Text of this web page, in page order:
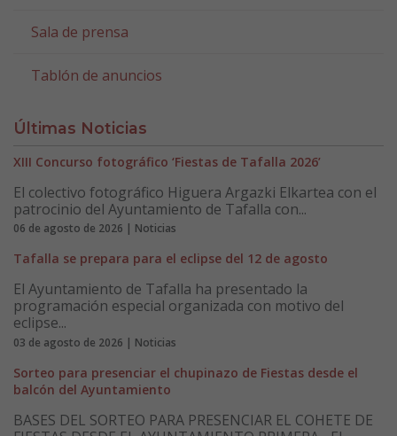
Sala de prensa
Tablón de anuncios
Últimas Noticias
XIII Concurso fotográfico ‘Fiestas de Tafalla 2026’
El colectivo fotográfico Higuera Argazki Elkartea con el
patrocinio del Ayuntamiento de Tafalla con...
06 de agosto de 2026 | Noticias
Tafalla se prepara para el eclipse del 12 de agosto
El Ayuntamiento de Tafalla ha presentado la
programación especial organizada con motivo del
eclipse...
03 de agosto de 2026 | Noticias
Sorteo para presenciar el chupinazo de Fiestas desde el
balcón del Ayuntamiento
BASES DEL SORTEO PARA PRESENCIAR EL COHETE DE